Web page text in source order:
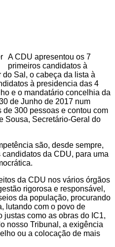
A CDU apresentou os 7
primeiros candidatos à
Sal, o cabeça da lista à
à presidencia das 4
e o mandatário concelhia da
de Junho de 2017 num
300 pessoas e contou com
Sousa, Secretário-Geral do
são, desde sempre,
da CDU, para uma
da CDU nos vários órgãos
rigorosa e responsável,
da população, procurando
lutando com o povo de
justas como as obras do IC1,
nosso Tribunal, a exigência
ou a colocação de mais